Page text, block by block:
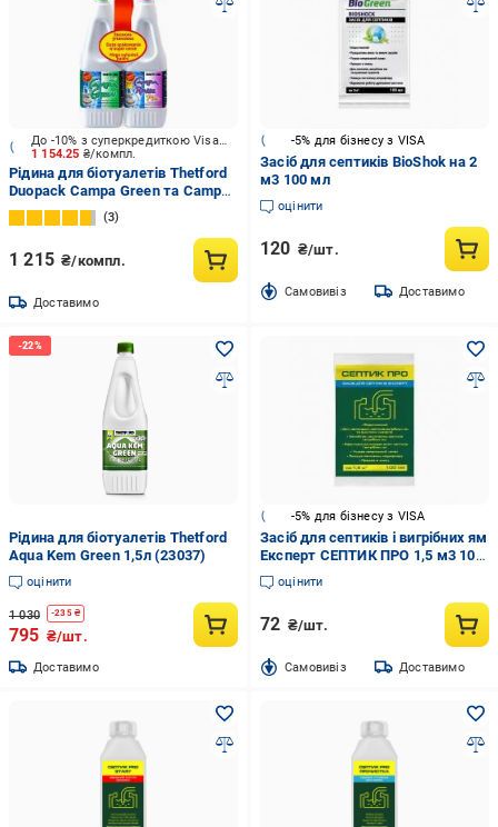
1 154.25 ₴/компл.
До -10% з суперкредиткою Visa Вигода
Рідина для біотуалетів Thetford
Duopack Campa Green та Campa
Rinse Plus 2x1,5 л
3
1 215 ₴/компл.
Доставимо
-5% для бізнесу з VISA
Засіб для септиків BioShok на 2
м3 100 мл
оцінити
120 ₴/шт.
Cамовивіз Доставимо
Рідина для біотуалетів Thetford
Aqua Kem Green 1,5л (23037)
оцінити
1 030 -235₴
795 ₴/шт.
Доставимо
-5% для бізнесу з VISA
Засіб для септиків і вигрібних ям
Експерт СЕПТИК ПРО 1,5 м3 100
мл
оцінити
72 ₴/шт.
Cамовивіз Доставимо